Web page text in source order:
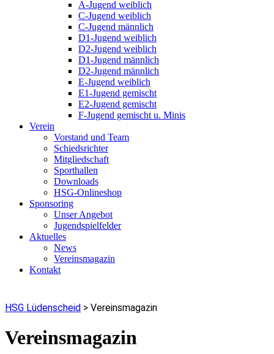
A-Jugend weiblich
C-Jugend weiblich
C-Jugend männlich
D1-Jugend weiblich
D2-Jugend weiblich
D1-Jugend männlich
D2-Jugend männlich
E-Jugend weiblich
E1-Jugend gemischt
E2-Jugend gemischt
F-Jugend gemischt u. Minis
Verein
Vorstand und Team
Schiedsrichter
Mitgliedschaft
Sporthallen
Downloads
HSG-Onlineshop
Sponsoring
Unser Angebot
Jugendspielfelder
Aktuelles
News
Vereinsmagazin
Kontakt
HSG Lüdenscheid > Vereinsmagazin
Vereinsmagazin